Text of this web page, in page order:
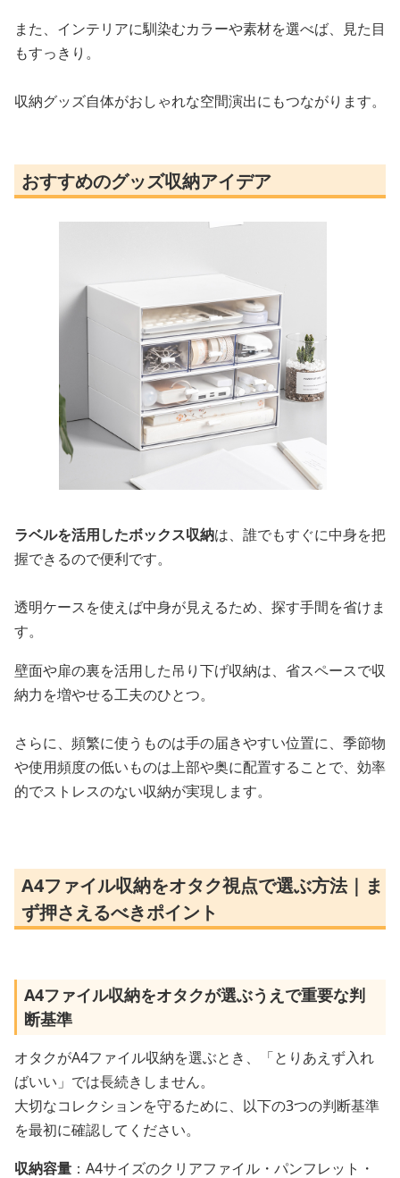
また、インテリアに馴染むカラーや素材を選べば、見た目
もすっきり。
収納グッズ自体がおしゃれな空間演出にもつながります。
おすすめのグッズ収納アイデア
ラベルを活用したボックス収納は、誰でもすぐに中身を把
握できるので便利です。
透明ケースを使えば中身が見えるため、探す手間を省けま
す。
壁面や扉の裏を活用した吊り下げ収納は、省スペースで収
納力を増やせる工夫のひとつ。
さらに、頻繁に使うものは手の届きやすい位置に、季節物
や使用頻度の低いものは上部や奥に配置することで、効率
的でストレスのない収納が実現します。
A4ファイル収納をオタク視点で選ぶ方法｜ま
ず押さえるべきポイント
A4ファイル収納をオタクが選ぶうえで重要な判
断基準
オタクがA4ファイル収納を選ぶとき、「とりあえず入れ
ばいい」では長続きしません。
大切なコレクションを守るために、以下の3つの判断基準
を最初に確認してください。
収納容量 ：A4サイズのクリアファイル・パンフレット・